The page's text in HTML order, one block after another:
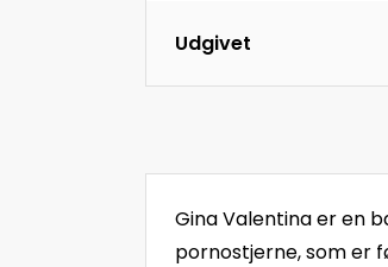
Udgivet
Gina Valentina er en
pornostjerne, som er